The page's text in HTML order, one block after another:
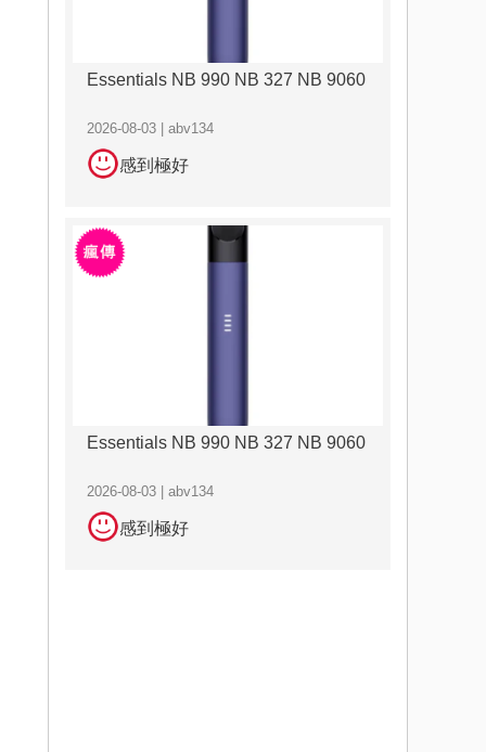
Essentials NB 990 NB 327 NB 9060
2026-08-03 | abv134
感到極好
Essentials NB 990 NB 327 NB 9060
2026-08-03 | abv134
感到極好